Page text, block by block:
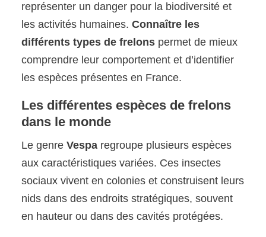
représenter un danger pour la biodiversité et
les activités humaines.Connaître les
différents types de frelons permet de mieux
comprendre leur comportement et d’identifier
les espèces présentes en France.
Les différentes espèces de frelons
dans le monde
Le genreVespa regroupe plusieurs espèces
aux caractéristiques variées. Ces insectes
sociaux vivent en colonies et construisent leurs
nids dans des endroits stratégiques, souvent
en hauteur ou dans des cavités protégées.